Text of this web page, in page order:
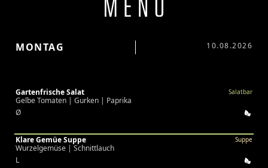
MONTAG 10.08.2026
Gartenfrische Salat Salatbar
Gelbe Tomaten | Gurken | Paprika
Ø
Klare Gemüe Suppe Suppe
Wurzelgemüse | Schnittlauch
L